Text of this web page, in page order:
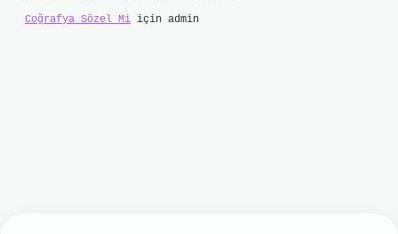
Coğrafya Sözel Mi için admin